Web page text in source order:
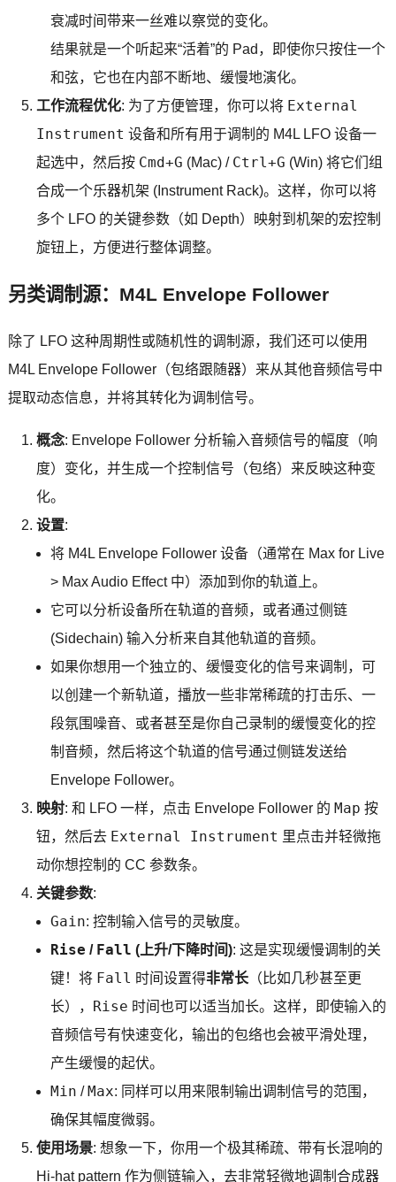
衰减时间带来一丝难以察觉的变化。
结果就是一个听起来“活着”的 Pad，即使你只按住一个
和弦，它也在内部不断地、缓慢地演化。
工作流程优化: 为了方便管理，你可以将 External
Instrument 设备和所有用于调制的 M4L LFO 设备一
起选中，然后按 Cmd+G (Mac) / Ctrl+G (Win) 将它们组
合成一个乐器机架 (Instrument Rack)。这样，你可以将
多个 LFO 的关键参数（如 Depth）映射到机架的宏控制
旋钮上，方便进行整体调整。
另类调制源：M4L Envelope Follower
除了 LFO 这种周期性或随机性的调制源，我们还可以使用
M4L Envelope Follower（包络跟随器）来从其他音频信号中
提取动态信息，并将其转化为调制信号。
概念: Envelope Follower 分析输入音频信号的幅度（响
度）变化，并生成一个控制信号（包络）来反映这种变
化。
设置:
将 M4L Envelope Follower 设备（通常在 Max for Live
> Max Audio Effect 中）添加到你的轨道上。
它可以分析设备所在轨道的音频，或者通过侧链
(Sidechain) 输入分析来自其他轨道的音频。
如果你想用一个独立的、缓慢变化的信号来调制，可
以创建一个新轨道，播放一些非常稀疏的打击乐、一
段氛围噪音、或者甚至是你自己录制的缓慢变化的控
制音频，然后将这个轨道的信号通过侧链发送给
Envelope Follower。
映射: 和 LFO 一样，点击 Envelope Follower 的 Map 按
钮，然后去 External Instrument 里点击并轻微拖
动你想控制的 CC 参数条。
关键参数:
Gain: 控制输入信号的灵敏度。
Rise / Fall (上升/下降时间): 这是实现缓慢调制的关
键！将 Fall 时间设置得非常长（比如几秒甚至更
长）， Rise 时间也可以适当加长。这样，即使输入的
音频信号有快速变化，输出的包络也会被平滑处理，
产生缓慢的起伏。
Min /Max: 同样可以用来限制输出调制信号的范围，
确保其幅度微弱。
使用场景: 想象一下，你用一个极其稀疏、带有长混响的
Hi-hat pattern 作为侧链输入，去非常轻微地调制合成器